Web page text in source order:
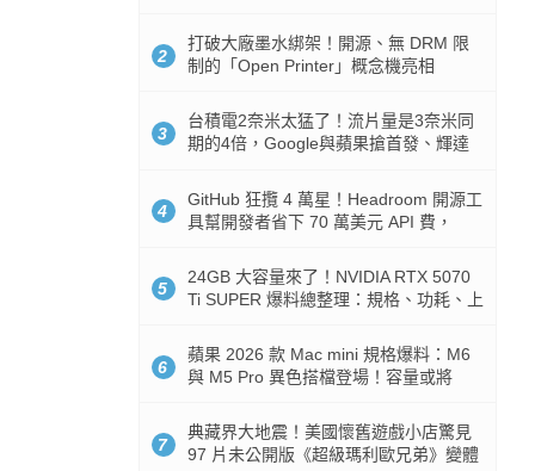
2
打破大廠墨水綁架！開源、無 DRM 限
制的「Open Printer」概念機亮相
3
台積電2奈米太猛了！流片量是3奈米同
期的4倍，Google與蘋果搶首發、輝達
4
GitHub 狂攬 4 萬星！Headroom 開源工
具幫開發者省下 70 萬美元 API 費，
5
24GB 大容量來了！NVIDIA RTX 5070
Ti SUPER 爆料總整理：規格、功耗、上
6
蘋果 2026 款 Mac mini 規格爆料：M6
與 M5 Pro 異色搭檔登場！容量或將
7
典藏界大地震！美國懷舊遊戲小店驚見
97 片未公開版《超級瑪利歐兄弟》變體